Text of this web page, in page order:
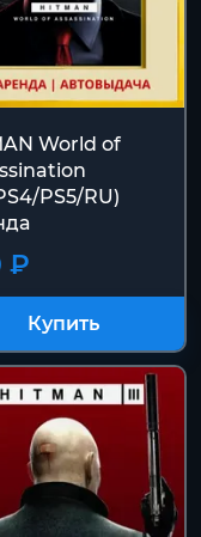
World of
PS5/RU)
₽
Купить